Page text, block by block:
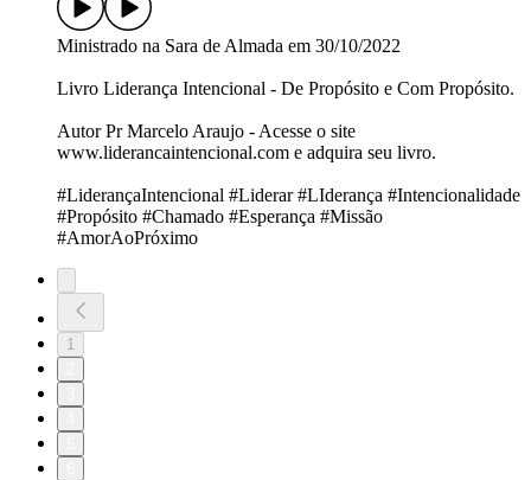
Ministrado na Sara de Almada em 30/10/2022
Livro Liderança Intencional - De Propósito e Com Propósito.
Autor Pr Marcelo Araujo - Acesse o site
www.liderancaintencional.com e adquira seu livro.
#LiderançaIntencional #Liderar #LIderança #Intencionalidade
#Propósito #Chamado #Esperança #Missão
#AmorAoPróximo
1